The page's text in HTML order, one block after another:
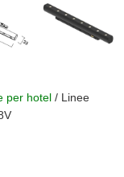
per hotel / Linee